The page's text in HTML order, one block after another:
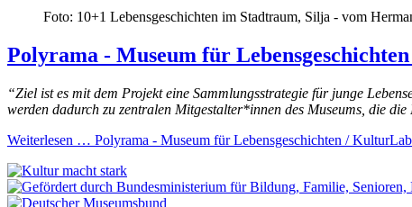
Foto: 10+1 Lebensgeschichten im Stadtraum, Silja - vom
Polyrama - Museum für
“Ziel ist es mit dem Projekt eine Sammlungsstrategie für junge
werden dadurch zu zentralen Mitgestalter*innen des Museums, die
Weiterlesen … Polyrama - Museum für Lebensgeschichten /